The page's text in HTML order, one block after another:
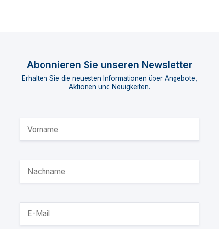
Abonnieren Sie unseren Newsletter
Erhalten Sie die neuesten Informationen über Angebote,
Aktionen und Neuigkeiten.